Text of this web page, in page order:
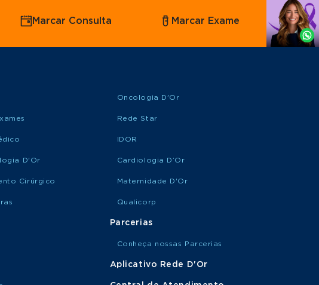
Agende
Whatsapp
Marcar Consulta Marcar Exame
D'Or
Cirúrgico
Oncologia D'Or
Rede Star
IDOR
Cardiologia D’Or
Maternidade D'Or
Qualicorp
Parcerias
Conheça nossas Parcerias
Aplicativo Rede D'Or